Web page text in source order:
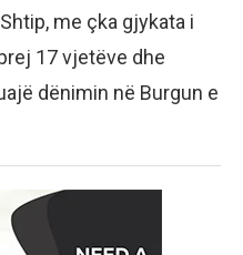
me çka gjykata i
17 vjetëve dhe
dënimin në Burgun e